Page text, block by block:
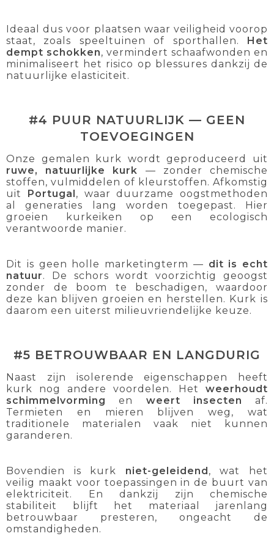
Ideaal dus voor plaatsen waar veiligheid voorop
staat, zoals speeltuinen of sporthallen. Het
dempt schokken, vermindert schaafwonden en
minimaliseert het risico op blessures dankzij de
natuurlijke elasticiteit.
#4 PUUR NATUURLIJK — GEEN
TOEVOEGINGEN
Onze gemalen kurk wordt geproduceerd uit
ruwe, natuurlijke kurk — zonder chemische
stoffen, vulmiddelen of kleurstoffen. Afkomstig
uit Portugal, waar duurzame oogstmethoden
al generaties lang worden toegepast. Hier
groeien kurkeiken op een ecologisch
verantwoorde manier.
Dit is geen holle marketingterm — dit is echt
natuur. De schors wordt voorzichtig geoogst
zonder de boom te beschadigen, waardoor
deze kan blijven groeien en herstellen. Kurk is
daarom een uiterst milieuvriendelijke keuze.
#5 BETROUWBAAR EN LANGDURIG
Naast zijn isolerende eigenschappen heeft
kurk nog andere voordelen. Het weerhoudt
schimmelvorming
en weert insecten af.
Termieten en mieren blijven weg, wat
traditionele materialen vaak niet kunnen
garanderen.
Bovendien is kurk niet-geleidend , wat het
veilig maakt voor toepassingen in de buurt van
elektriciteit. En dankzij zijn chemische
stabiliteit blijft het materiaal jarenlang
betrouwbaar presteren, ongeacht de
omstandigheden.